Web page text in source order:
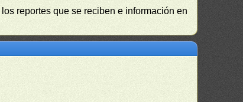
reportes que se reciben e información en